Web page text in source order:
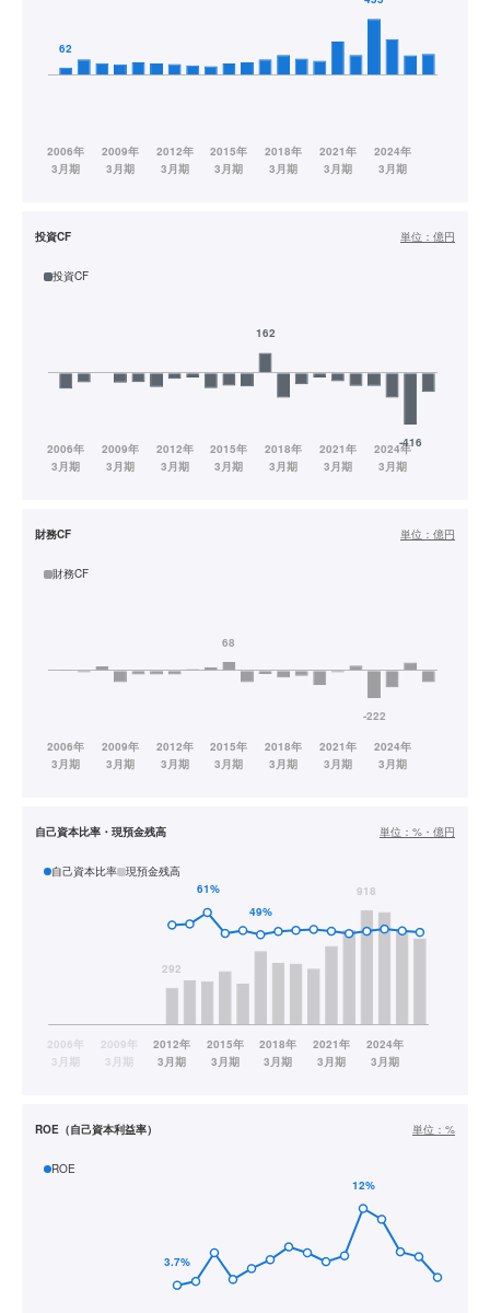
投資CF 単位： 億円
投資CF
財務CF 単位： 億円
財務CF
自己資本比率・現預金残高 単位： %・億円
自己資本比率 現預金残高
ROE（自己資本利益率） 単位： %
ROE